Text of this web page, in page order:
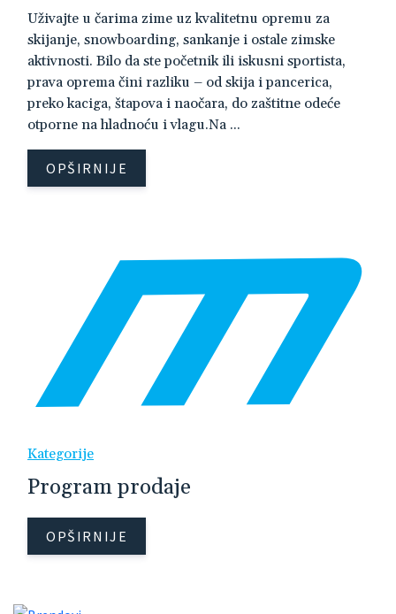
Uživajte u čarima zime uz kvalitetnu opremu za
skijanje, snowboarding, sankanje i ostale zimske
aktivnosti. Bilo da ste početnik ili iskusni sportista,
prava oprema čini razliku – od skija i pancerica,
preko kaciga, štapova i naočara, do zaštitne odeće
otporne na hladnoću i vlagu.Na ...
OPŠIRNIJE
Kategorije
Program prodaje
OPŠIRNIJE